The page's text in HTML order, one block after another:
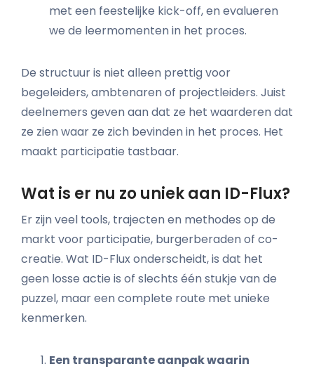
met een feestelijke kick-off, en evalueren
we de leermomenten in het proces.
De structuur is niet alleen prettig voor
begeleiders, ambtenaren of projectleiders. Juist
deelnemers geven aan dat ze het waarderen dat
ze zien waar ze zich bevinden in het proces. Het
maakt participatie tastbaar.
Wat is er nu zo uniek aan ID-Flux?
Er zijn veel tools, trajecten en methodes op de
markt voor participatie, burgerberaden of co-
creatie. Wat ID-Flux onderscheidt, is dat het
geen losse actie is of slechts één stukje van de
puzzel, maar een complete route met unieke
kenmerken.
Een transparante aanpak waarin